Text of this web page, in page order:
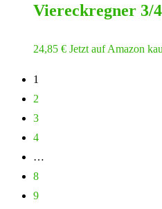
Viereckregner 3/
24,85 € Jetzt auf Amazon
1
2
3
4
…
8
9